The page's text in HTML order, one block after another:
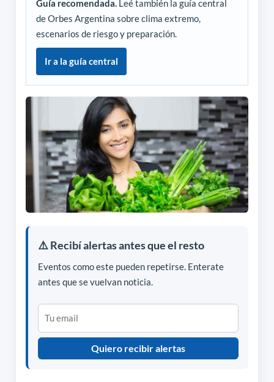
Guía recomendada.Leé también la guía central
de Orbes Argentina sobre clima extremo,
escenarios de riesgo y preparación.
Ir a la guía central
⚠️ Recibí alertas antes que el resto
Eventos como este pueden repetirse. Enterate
antes que se vuelvan noticia.
Quiero recibir alertas